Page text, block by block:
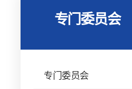
专门委员会
专门委员会